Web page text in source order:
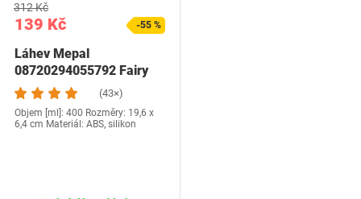
139 Kč
312 Kč
-55 %
Láhev Mepal
08720294055792 Fairy
Wonders
(43×)
Objem [ml]: 400 Rozměry: 19,6 x
6,4 cm Materiál: ABS, silikon